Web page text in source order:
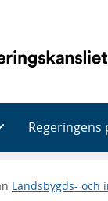
Regeringens
Landsbygds-